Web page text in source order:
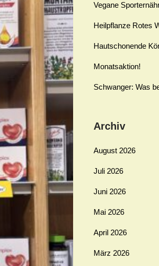
Vegane
Heilpflanze Rotes
Hautschonende
Monatsaktion!
Schwanger: Was
Archiv
August 2026
Juli 2026
Juni 2026
Mai 2026
April 2026
März 2026